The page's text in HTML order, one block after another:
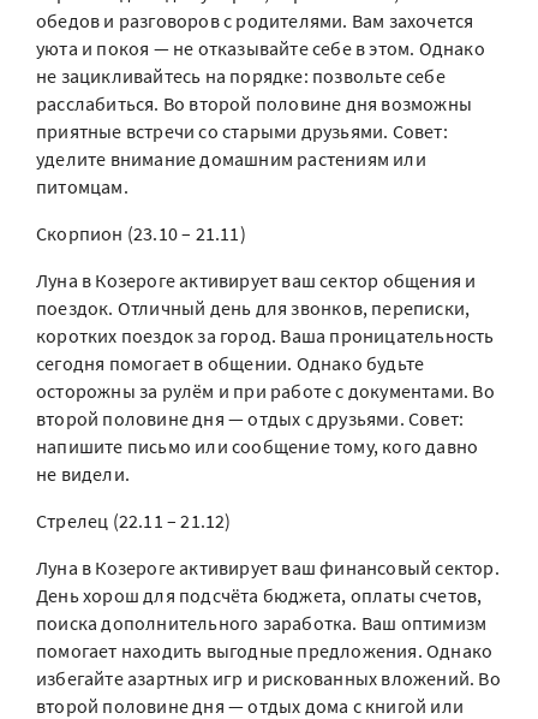
обедов и разговоров с родителями. Вам захочется
уюта и покоя — не отказывайте себе в этом. Однако
не зацикливайтесь на порядке: позвольте себе
расслабиться. Во второй половине дня возможны
приятные встречи со старыми друзьями. Совет:
уделите внимание домашним растениям или
питомцам.
Скорпион (23.10 – 21.11)
Луна в Козероге активирует ваш сектор общения и
поездок. Отличный день для звонков, переписки,
коротких поездок за город. Ваша проницательность
сегодня помогает в общении. Однако будьте
осторожны за рулём и при работе с документами. Во
второй половине дня — отдых с друзьями. Совет:
напишите письмо или сообщение тому, кого давно
не видели.
Стрелец (22.11 – 21.12)
Луна в Козероге активирует ваш финансовый сектор.
День хорош для подсчёта бюджета, оплаты счетов,
поиска дополнительного заработка. Ваш оптимизм
помогает находить выгодные предложения. Однако
избегайте азартных игр и рискованных вложений. Во
второй половине дня — отдых дома с книгой или